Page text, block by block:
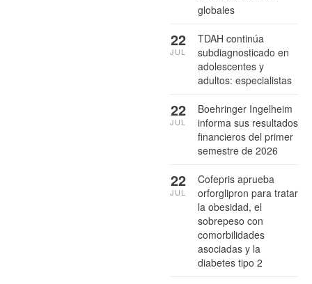
globales
TDAH continúa
subdiagnosticado en
adolescentes y
adultos: especialistas
22
JUL
Boehringer Ingelheim
informa sus resultados
financieros del primer
semestre de 2026
22
JUL
Cofepris aprueba
orforglipron para tratar
la obesidad, el
sobrepeso con
comorbilidades
asociadas y la
diabetes tipo 2
22
JUL